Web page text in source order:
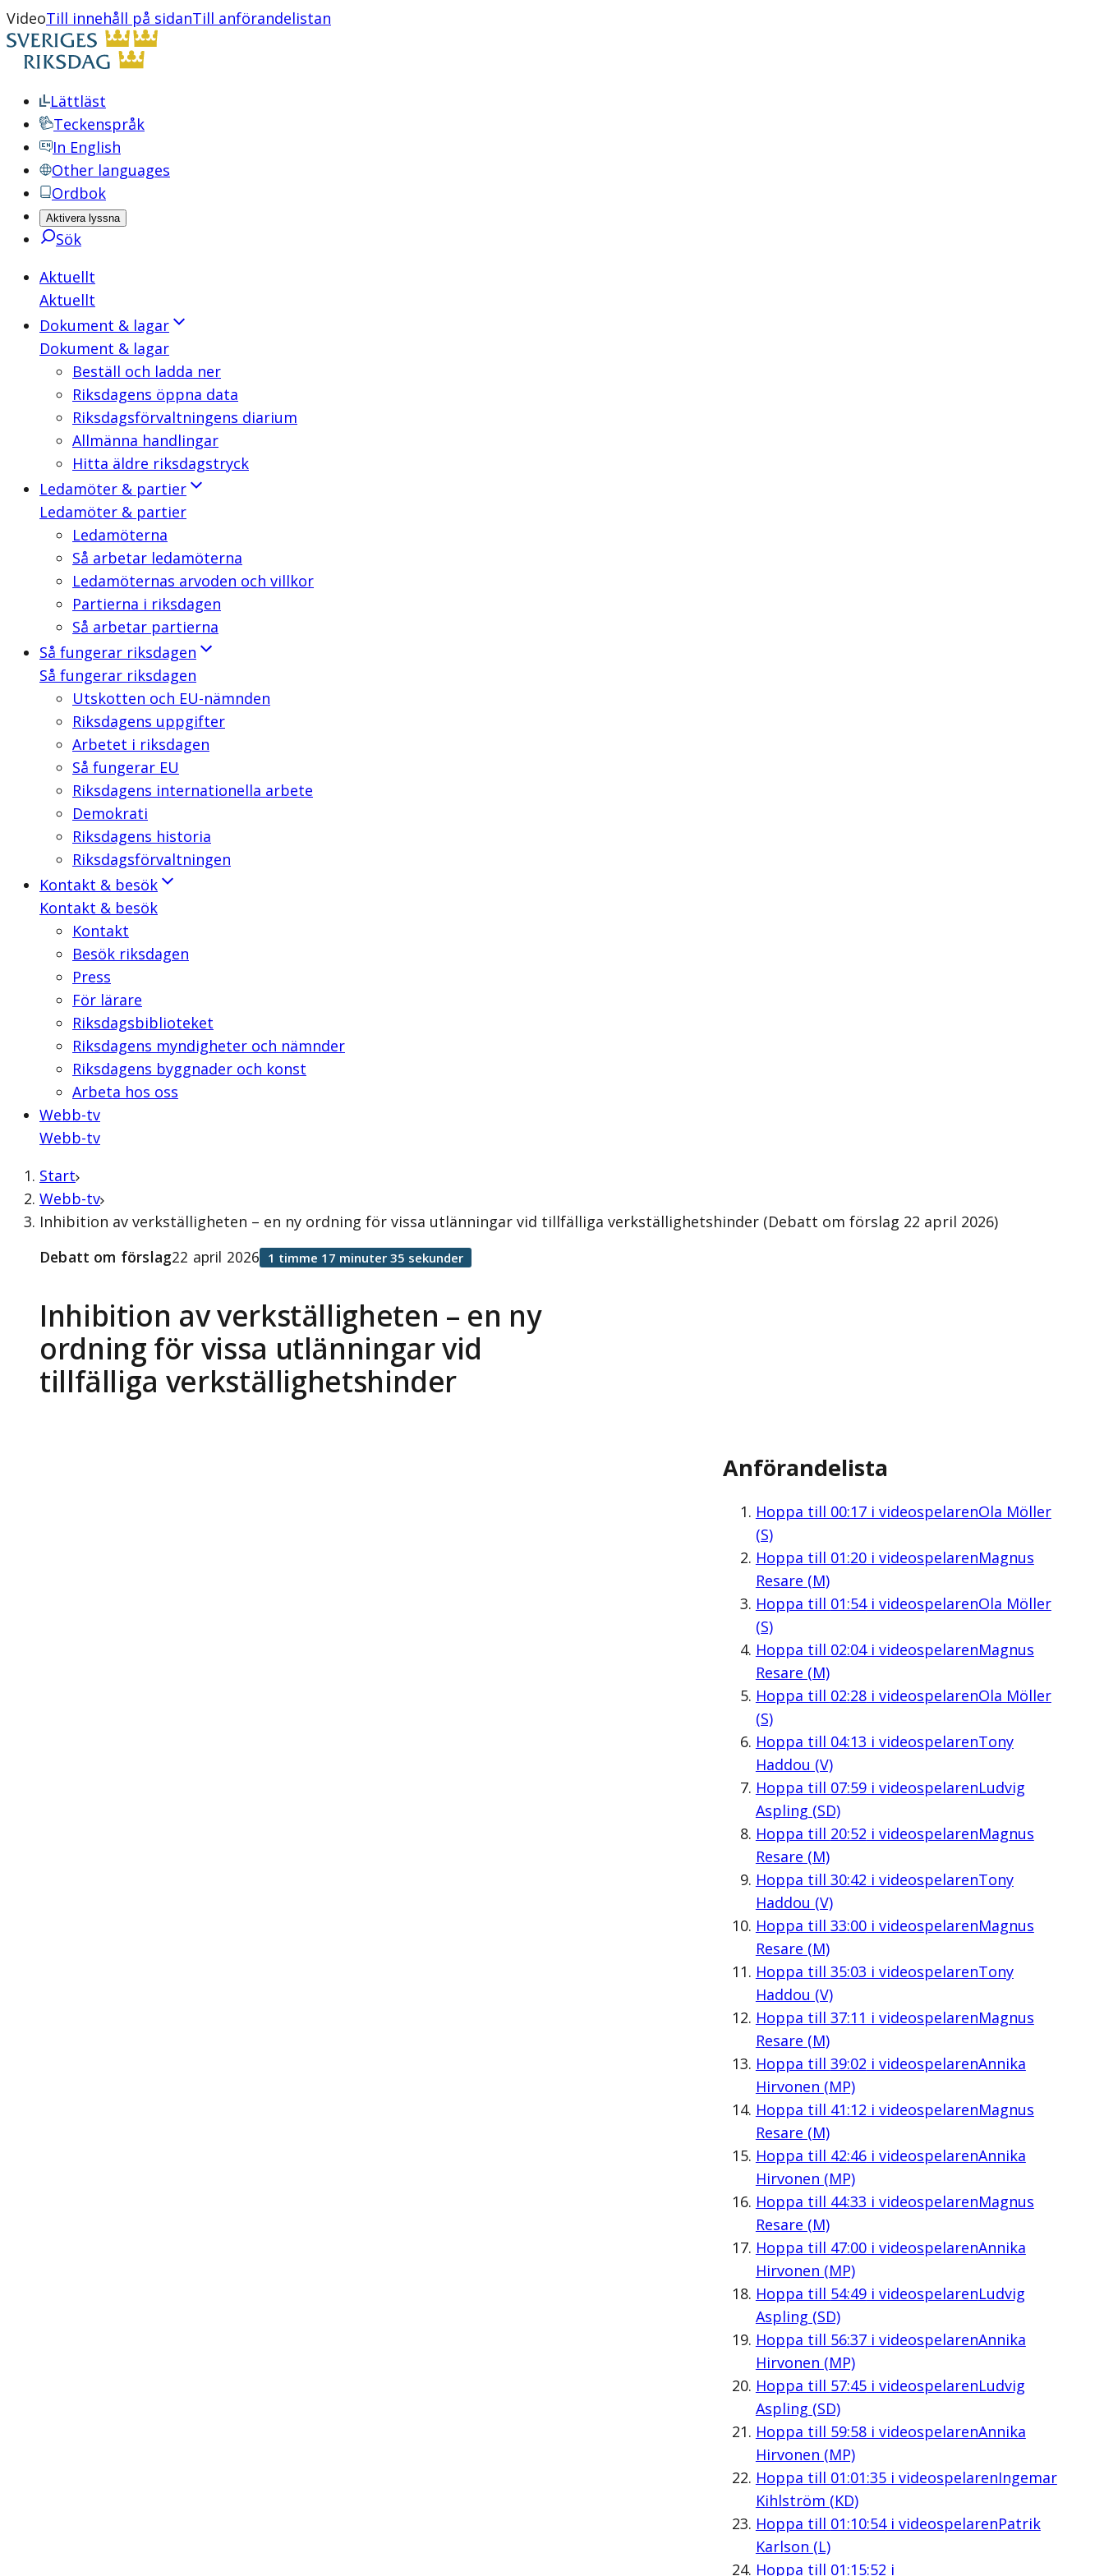
VideoTill innehåll på sidanTill anförandelistan
Lättläst
Teckenspråk
In English
Other languages
Ordbok
Aktivera lyssna
Sök
Aktuellt
Aktuellt
Dokument & lagar
Dokument & lagar
Beställ och ladda ner
Riksdagens öppna data
Riksdagsförvaltningens diarium
Allmänna handlingar
Hitta äldre riksdagstryck
Ledamöter & partier
Ledamöter & partier
Ledamöterna
Så arbetar ledamöterna
Ledamöternas arvoden och villkor
Partierna i riksdagen
Så arbetar partierna
Så fungerar riksdagen
Så fungerar riksdagen
Utskotten och EU-nämnden
Riksdagens uppgifter
Arbetet i riksdagen
Så fungerar EU
Riksdagens internationella arbete
Demokrati
Riksdagens historia
Riksdagsförvaltningen
Kontakt & besök
Kontakt & besök
Kontakt
Besök riksdagen
Press
För lärare
Riksdagsbiblioteket
Riksdagens myndigheter och nämnder
Riksdagens byggnader och konst
Arbeta hos oss
Webb-tv
Webb-tv
Start
Webb-tv
Inhibition av verkställigheten – en ny ordning för vissa utlänningar vid tillfälliga verkställighetshinder (Debatt om förslag 22 april 2026)
Inhibition av verkställigheten – en ny
ordning för vissa utlänningar vid
tillfälliga verkställighetshinder
Debatt om förslag22 april 2026 1 timme 17 minuter 35 sekunder
Anförandelista
Hoppa till 00:17i videospelarenOla Möller
(S)
Hoppa till 01:20i videospelarenMagnus
Resare (M)
Hoppa till 01:54i videospelarenOla Möller
(S)
Hoppa till 02:04i videospelarenMagnus
Resare (M)
Hoppa till 02:28i videospelarenOla Möller
(S)
Hoppa till 04:13 i videospelarenTony
Haddou (V)
Hoppa till 07:59i videospelarenLudvig
Aspling (SD)
Hoppa till 20:52 i videospelarenMagnus
Resare (M)
Hoppa till 30:42 i videospelarenTony
Haddou (V)
Hoppa till 33:00i videospelarenMagnus
Resare (M)
Hoppa till 35:03 i videospelarenTony
Haddou (V)
Hoppa till 37:11 i videospelarenMagnus
Resare (M)
Hoppa till 39:02 i videospelarenAnnika
Hirvonen (MP)
Hoppa till 41:12 i videospelarenMagnus
Resare (M)
Hoppa till 42:46i videospelarenAnnika
Hirvonen (MP)
Hoppa till 44:33 i videospelarenMagnus
Resare (M)
Hoppa till 47:00i videospelarenAnnika
Hirvonen (MP)
Hoppa till 54:49i videospelarenLudvig
Aspling (SD)
Hoppa till 56:37i videospelarenAnnika
Hirvonen (MP)
Hoppa till 57:45i videospelarenLudvig
Aspling (SD)
Hoppa till 59:58i videospelarenAnnika
Hirvonen (MP)
Hoppa till 01:01:35i videospelarenIngemar
Kihlström (KD)
Hoppa till 01:10:54i videospelarenPatrik
Karlson (L)
Hoppa till 01:15:52 i